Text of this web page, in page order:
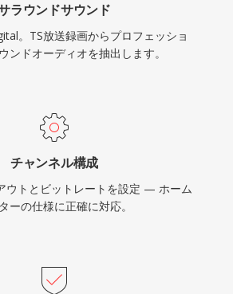
ラウンドサウンド
。TS放送録画からプロフェッショ
ンドオーディオを抽出します。
チャンネル構成
ウトとビットレートを設定 — ホーム
ーの仕様に正確に対応。